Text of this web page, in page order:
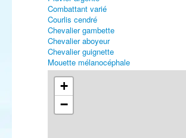
Combattant varié
Courlis cendré
Chevalier gambette
Chevalier aboyeur
Chevalier guignette
Mouette mélanocéphale
Mouette rieuse
Goéland marin
Goéland pontique
Guifette noire
Sterne caspienne
+
−